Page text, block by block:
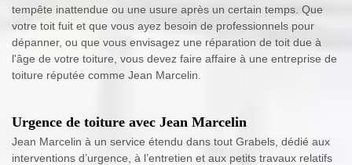
tempête inattendue ou une usure après un certain temps. Que
votre toit fuit et que vous ayez besoin de professionnels pour
dépanner, ou que vous envisagez une réparation de toit due à
l'âge de votre toiture, vous devez faire affaire à une entreprise de
toiture réputée comme Jean Marcelin.
Urgence de toiture avec Jean Marcelin
Jean Marcelin à un service étendu dans tout Grabels, dédié aux
interventions d’urgence, à l’entretien et aux petits travaux relatifs